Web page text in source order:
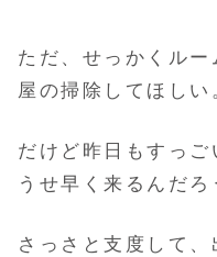
ただ、せっかくル
屋の掃除してほしい
だけど昨日もすっ
うせ早く来るんだろ
さっさと支度して、